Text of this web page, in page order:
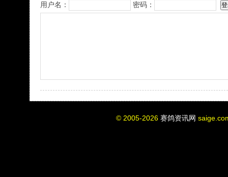
用户名： 密码：
© 2005-2026 赛鸽资讯网